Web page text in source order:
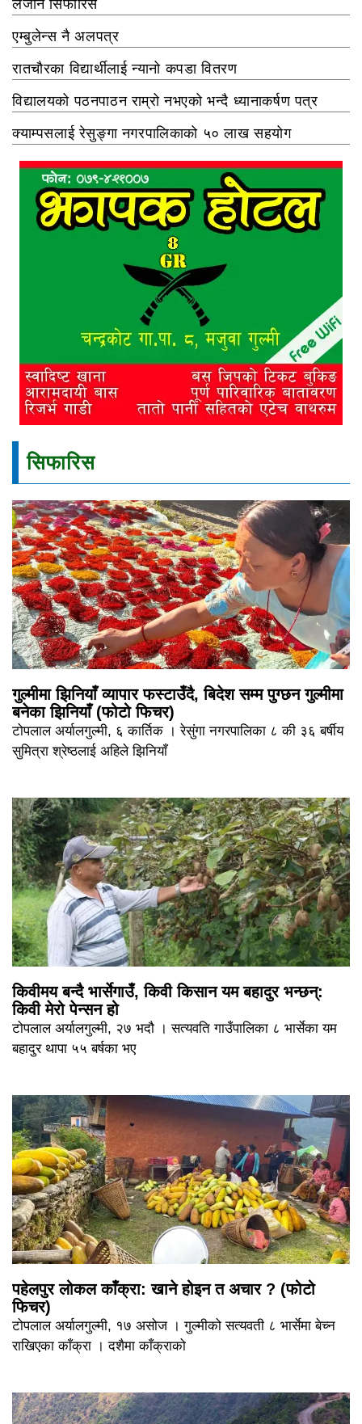
लैजान सिफारिस
एम्बुलेन्स नै अलपत्र
रातचौरका विद्यार्थीलाई न्यानो कपडा वितरण
विद्यालयको पठनपाठन राम्रो नभएको भन्दै ध्यानाकर्षण पत्र
क्याम्पसलाई रेसुङ्गा नगरपालिकाको ५० लाख सहयोग
सिफारिस
गुल्मीमा झिनियाँ व्यापार फस्टाउँदै, बिदेश सम्म पुग्छन गुल्मीमा
बनेका झिनियाँ (फोटो फिचर)
टोपलाल अर्यालगुल्मी, ६ कार्तिक । रेसुंगा नगरपालिका ८ की ३६ बर्षीय
सुमित्रा श्रेष्ठलाई अहिले झिनियाँ
किवीमय बन्दै भार्सेगाउँ, किवी किसान यम बहादुर भन्छन्:
किवी मेरो पेन्सन हो
टोपलाल अर्यालगुल्मी, २७ भदौ । सत्यवति गाउँपालिका ८ भार्सेका यम
बहादुर थापा ५५ बर्षका भए
पहेलपुर लोकल काँक्रा: खाने होइन त अचार ? (फोटो
फिचर)
टोपलाल अर्यालगुल्मी, १७ असोज । गुल्मीको सत्यवती ८ भार्सेमा बेच्न
राखिएका काँक्रा । दशैमा काँक्राको